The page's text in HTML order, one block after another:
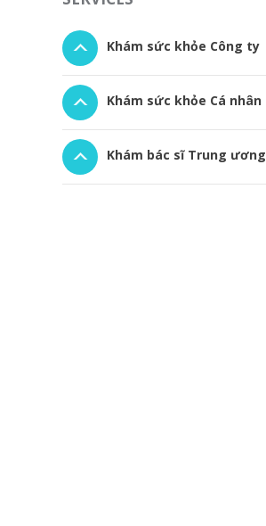
Khám sức khỏe Công ty
Khám sức khỏe Cá nhân
Khám bác sĩ Trung ương